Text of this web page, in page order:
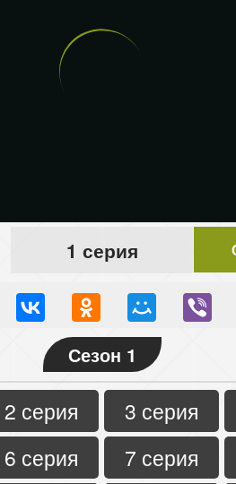
1 серия
Сезон 1
2 серия
3 серия
6 серия
7 серия